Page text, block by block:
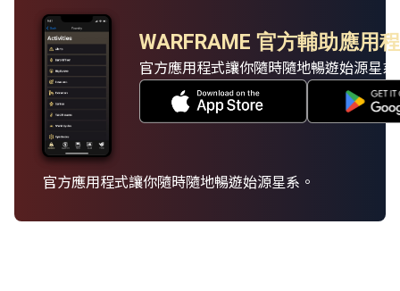
WARFRAME 官方輔助應用
官方應用程式讓你隨時隨地暢遊始源星系
官方應用程式讓你隨時隨地暢遊始源星系。